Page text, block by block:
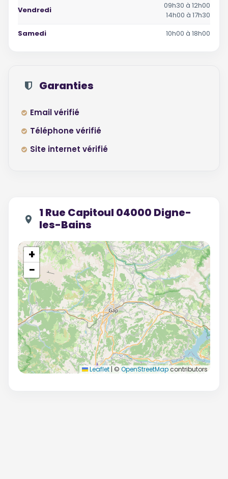
Vendredi
09h30 à 12h00
14h00 à 17h30
Samedi
10h00 à 18h00
Garanties
Email vérifié
Téléphone vérifié
Site internet vérifié
1 Rue Capitoul 04000 Digne-
les-Bains
+
−
Leaflet | © OpenStreetMapcontributors